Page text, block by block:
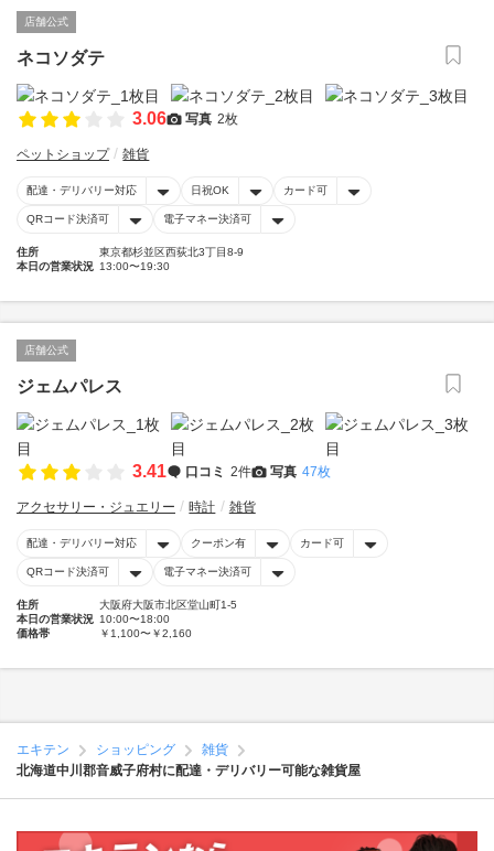
店舗公式
ネコソダテ
3.06 写真 2枚
ペットショップ 雑貨
配達・デリバリー対応 日祝OK カード可
QRコード決済可 電子マネー決済可
住所
東京都杉並区西荻北3丁目8-9
本日の営業状況 13:00〜19:30
店舗公式
ジェムパレス
3.41 口コミ 2件 写真 47枚
アクセサリー・ジュエリー 時計 雑貨
配達・デリバリー対応 クーポン有 カード可
QRコード決済可 電子マネー決済可
住所
大阪府大阪市北区堂山町1-5
本日の営業状況 10:00〜18:00
価格帯
￥1,100〜￥2,160
エキテン ショッピング
雑貨
北海道中川郡音威子府村に配達・デリバリー可能な雑貨屋